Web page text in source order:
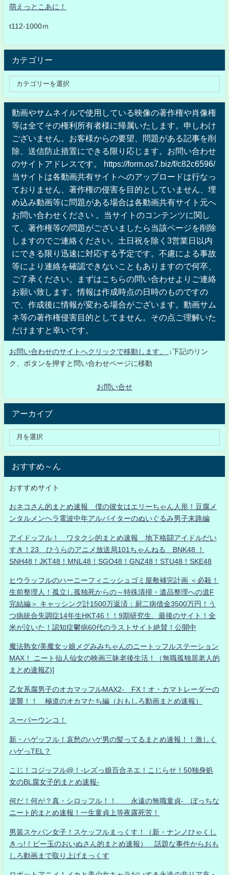
萌えっとこあに！
t112-1000ｍ
カテゴリー
動画やサムネイルで使用している映像の著作権や肖像権
等は全てその権利所有者様に帰属いたします。申しわけ
ございません。お客様からの要望、問題がある記事を削
除、送信防止措置にできる限り応じます。お問い合わせ
のサイトアドレスです。 https://form.os7.biz/f/c82c6596/
当サイトは各動画共有サイトへのアップロードは行なっ
ておりません、著作権の侵害を目的としていません、埋
め込み動画等に問題がある場合は各動画共有サイト元へ
お問い合わせください 。当サイトのコンテンツに関し
て、著作権等の問題がございましたら当該ページを削除
しますのでご連絡ください。土日祝を除く3営業日以内
にできる限り迅速に対応する予定です。不慮による事故
等により連絡を確認できないこともありますので何卒、
ご了承ください。まずはこちらの問い合わせよりご連絡
お願い致します。情報は作成時点の日時のものですの
で、作成後に情報が変わる場合がございます。動画サム
ネ等の著作権侵害目的としてません。その点ご理解いた
だけますと幸いです。
お問い合わせのサイトへクリックで移動します。
↓下記のリン
ク、ボタンを押すと問い合わせページに移動
お問い合せ
アーカイブ
おすすめ～ん
おすすめサイト
おネコさん的まとめ速報 僕の彼女はエリーちゃん人形！豆腐メ
ンタルメンヘラ電波中年アルバイターのぬいぐるみ男子末路編
アイドッフル！ ワタクシ的まとめ速報 地下格闘アイドルだい
すき！23 ひうらのアニメ放送局101ちゃんねる BNK48 ！
SNH48！JKT48！MNL48！SGO48！GNZ48！STU48！SKE48
ヒウラッフルのハーニーフィニッシュゴミ屋敷補完計画 ＜必殺！
生前整理人！孤立し孤独死からの～特殊清掃・遺品整理への道F
完結編＞ キャッシング計1500万返済：厨二病借金3500万円！う
つ病統合失調症14年生HKT46！！9期研究生、最後のサイト！全
米が泣いた！認知症鬱病60代のラストサイト絶賛！公開中
魔法熟女/美魔女ッ娘メグみみちゃんのニートッフルステーション
MAX！ ニート仙人仙女の映画三昧老後生活！（無職孤独居老人的
まとめ速報Z)]
乙女系腐男子のオカマッフルMAX2- FX！オ・カマトレーダーの
逆襲！！ 極道のオカマたち編（おもしろ動画まとめ速報）
スーパーウンコ！
新・ハゲッフル！哀愁のハゲ男の髪ってるまとめ速報！！激しく
ハゲっTEL？
こじ！コジッフル@！-レズっ娘百合ネエ！こじらせ！50独身処
女のBL腐女子的まとめ速報-
何だ！何が？真・シロッフル！！ 永遠の無職童貞- ぼっちな
ニート的まとめ速報！一生童貞上等夜露死苦！
男装スケバン女子！スケッフルまっくす！（新・ナンノひゃくし
きっ!！ビー玉のおいぬさん的まとめ速報） 話題な事件からおも
しろ動画まで取り上げまっくす